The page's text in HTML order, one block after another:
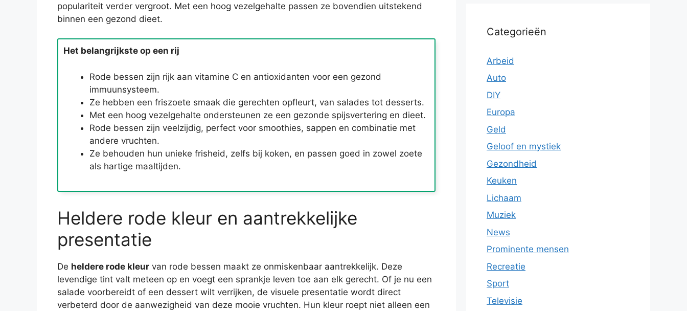
populariteit verder vergroot. Met een hoog vezelgehalte passen ze bovendien uitstekend
binnen een gezond dieet.
Het belangrijkste op een rij
Rode bessen zijn rijk aan vitamine C en antioxidanten voor een gezond
immuunsysteem.
Ze hebben een friszoete smaak die gerechten opfleurt, van salades tot desserts.
Met een hoog vezelgehalte ondersteunen ze een gezonde spijsvertering en dieet.
Rode bessen zijn veelzijdig, perfect voor smoothies, sappen en combinatie met
andere vruchten.
Ze behouden hun unieke frisheid, zelfs bij koken, en passen goed in zowel zoete
als hartige maaltijden.
Heldere rode kleur en aantrekkelijke
presentatie
De heldere rode kleur van rode bessen maakt ze onmiskenbaar aantrekkelijk. Deze
levendige tint valt meteen op en voegt een sprankje leven toe aan elk gerecht. Of je nu een
salade voorbereidt of een dessert wilt verrijken, de visuele presentatie wordt direct
verbeterd door de aanwezigheid van deze mooie vruchten. Hun kleur roept niet alleen een
Categorieën
Arbeid
Auto
DIY
Europa
Geld
Geloof en mystiek
Gezondheid
Keuken
Lichaam
Muziek
News
Prominente mensen
Recreatie
Sport
Televisie